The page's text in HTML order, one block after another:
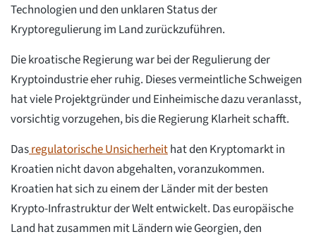
Technologien und den unklaren Status der
Kryptoregulierung im Land zurückzuführen.
Die kroatische Regierung war bei der Regulierung der
Kryptoindustrie eher ruhig. Dieses vermeintliche Schweigen
hat viele Projektgründer und Einheimische dazu veranlasst,
vorsichtig vorzugehen, bis die Regierung Klarheit schafft.
Dasregulatorische Unsicherheithat den Kryptomarkt in
Kroatien nicht davon abgehalten, voranzukommen.
Kroatien hat sich zu einem der Länder mit der besten
Krypto-Infrastruktur der Welt entwickelt. Das europäische
Land hat zusammen mit Ländern wie Georgien, den